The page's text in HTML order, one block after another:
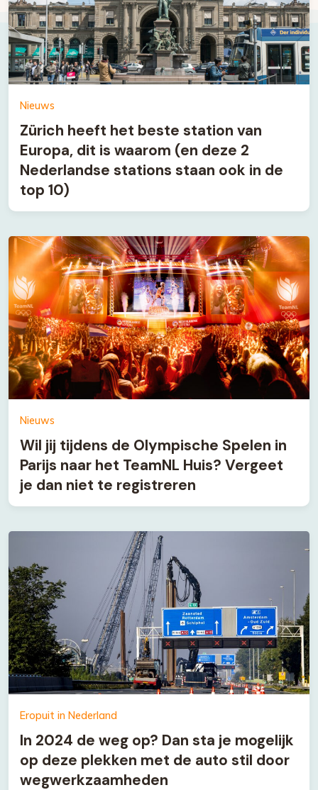
Nieuws
Zürich heeft het beste station van
Europa, dit is waarom (en deze 2
Nederlandse stations staan ook in de
top 10)
Nieuws
Wil jij tijdens de Olympische Spelen in
Parijs naar het TeamNL Huis? Vergeet
je dan niet te registreren
Eropuit in Nederland
In 2024 de weg op? Dan sta je mogelijk
op deze plekken met de auto stil door
wegwerkzaamheden